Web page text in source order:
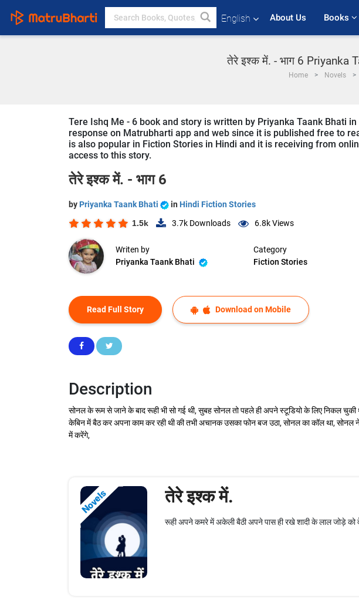
English About Us Books
तेरे इश्क में. - भाग 6 Priyanka
Home Novels
Tere Ishq Me - 6 book and story is written by Priyanka Taank Bhati
response on Matrubharti app and web since it is published free to
is also popular in Fiction Stories in Hindi and it is receiving from
access to this story.
तेरे इश्क में. - भाग 6
by Priyanka Taank Bhati in Hindi Fiction Stories
1.5k 3.7k Downloads 6.8kViews
Writen by
Priyanka Taank Bhati
Category
Fiction Stories
Read Full Story Download on Mobile
Description
सोनल के रूम से जाने के बाद रूही भी सो गई थी, सुबह सोनल तो पहले ही अपने स्टूडियो के लिए निकल
केबिन में बैठ कर अपना काम कर रही थी की तभी अचानक उसका फोन बज उठा, सोनल का कॉल था,
में करेंगे,
Novels तेरे इश्क में.
रूही अपने कमरे में अकेली बैठी अपने पास ही रखे शादी के लाल जोड़े को